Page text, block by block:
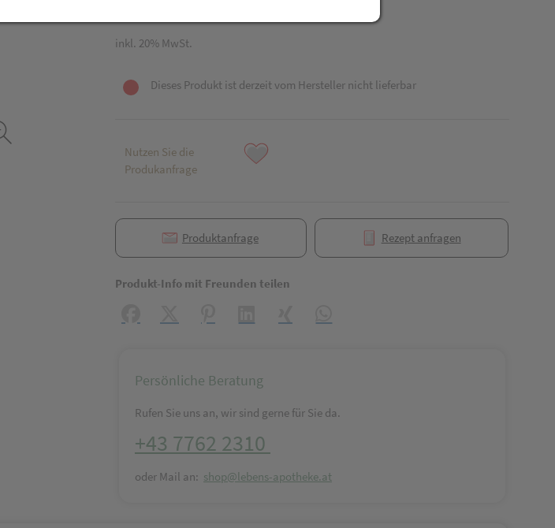
inkl. 20% MwSt.
Dieses Produkt ist derzeit vom Hersteller nicht lieferbar
Nutzen Sie die
Produkanfrage
Produktanfrage Rezept anfragen
Produkt-Info mit Freunden teilen
Persönliche Beratung
Rufen Sie uns an, wir sind gerne für Sie da.
+43 7762 2310
oder Mail an: shop@lebens-apotheke.at